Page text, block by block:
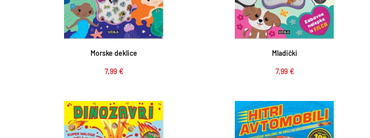
Morske deklice
7,99 €
Dodaj v košarico
Mladički
7,99 €
Dodaj v košarico